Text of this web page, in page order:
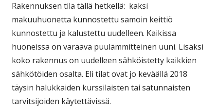
Rakennuksen tila tällä hetkellä: kaksi
makuuhuonetta kunnostettu samoin keittiö
kunnostettu ja kalustettu uudelleen. Kaikissa
huoneissa on varaava puulämmitteinen uuni. Lisäksi
koko rakennus on uudelleen sähköistetty kaikkien
sähkötöiden osalta. Eli tilat ovat jo keväällä 2018
täysin halukkaiden kurssilaisten tai satunnaisten
tarvitsijoiden käytettävissä.